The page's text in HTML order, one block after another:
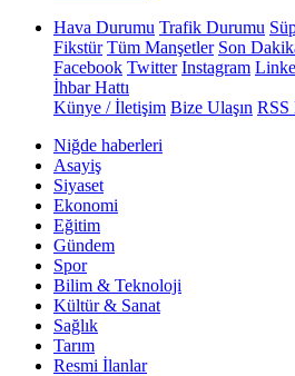
Hava Durumu Trafik Durumu
Fikstür Tüm Manşetler Son
Facebook Twitter Instagram
İhbar Hattı
Künye / İletişim Bize Ulaşın RSS
Niğde haberleri
Asayiş
Siyaset
Ekonomi
Eğitim
Gündem
Spor
Bilim & Teknoloji
Kültür & Sanat
Sağlık
Tarım
Resmi İlanlar